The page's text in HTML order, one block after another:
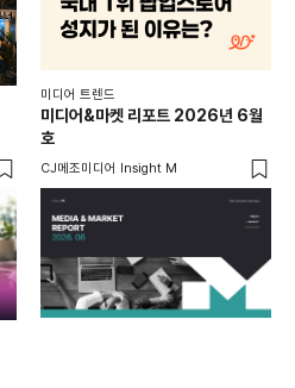
미디어 트렌드
미디어&마켓 리포트 2026년 6월
호
CJ메조미디어 Insight M